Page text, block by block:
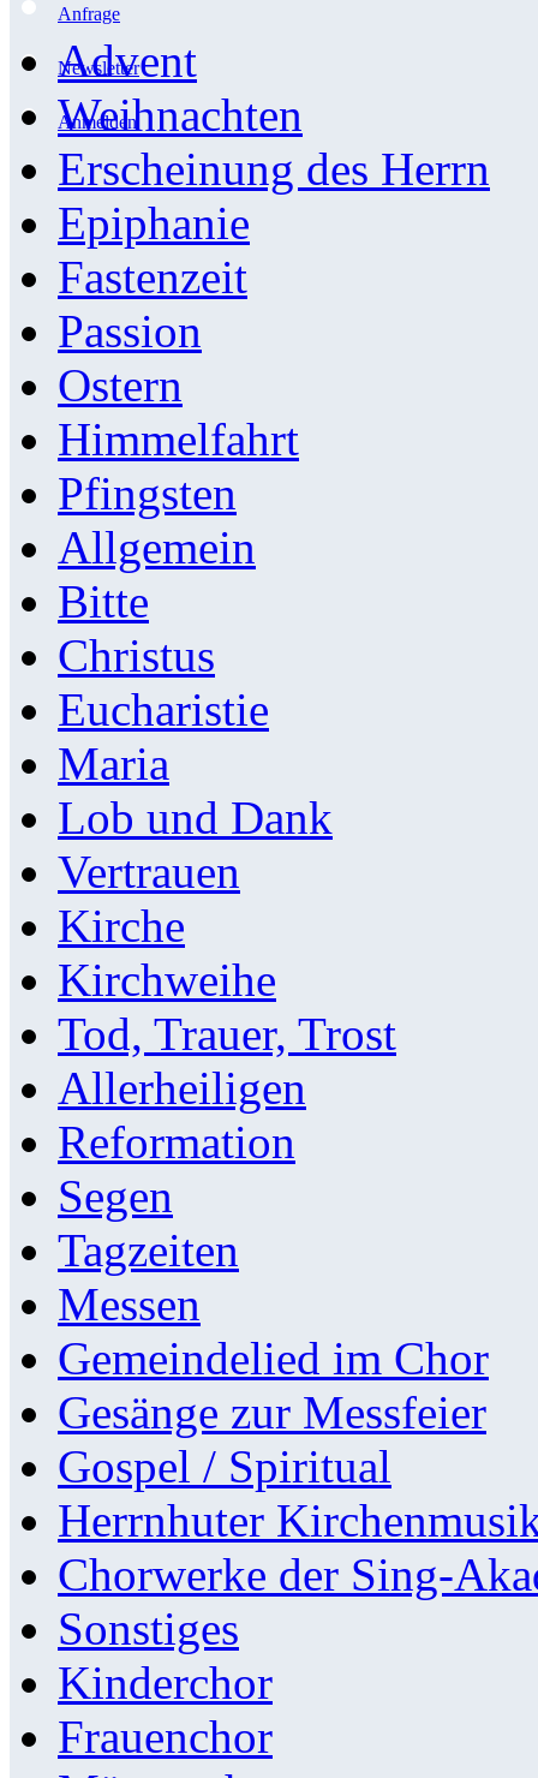
Anfrage
Newsletter
Anmelden
Advent
Weihnachten
Erscheinung des Herrn
Epiphanie
Fastenzeit
Passion
Ostern
Himmelfahrt
Pfingsten
Allgemein
Bitte
Christus
Eucharistie
Maria
Lob und Dank
Vertrauen
Kirche
Kirchweihe
Tod, Trauer, Trost
Allerheiligen
Reformation
Segen
Tagzeiten
Messen
Gemeindelied im Chor
Gesänge zur Messfeier
Gospel / Spiritual
Herrnhuter
Chorwerke der Sing-
Sonstiges
Kinderchor
Frauenchor